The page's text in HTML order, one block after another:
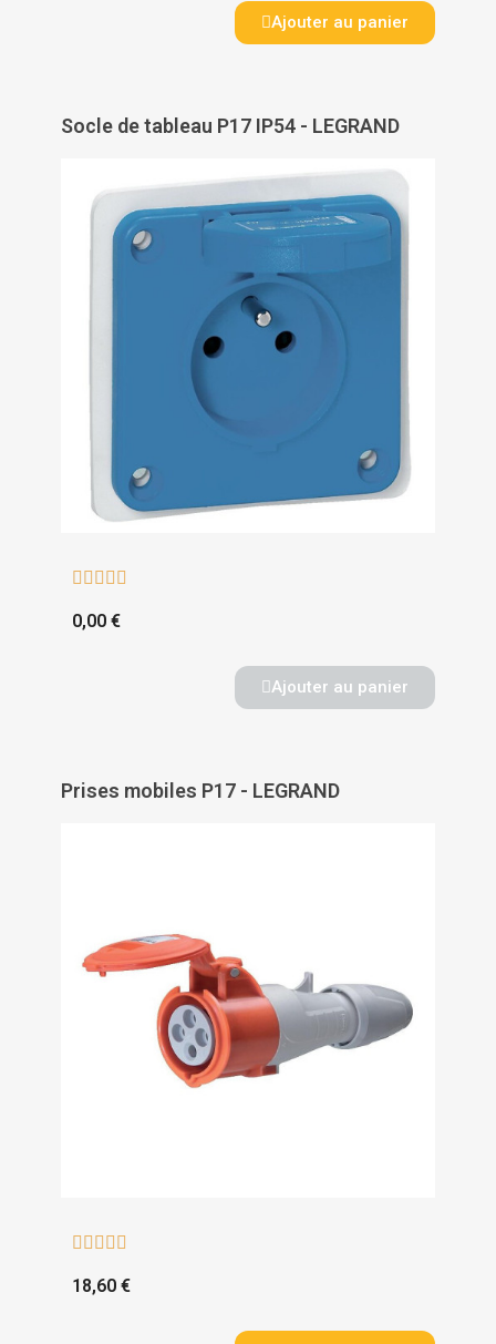
Ajouter au panier
Socle de tableau P17 IP54 - LEGRAND
    
0,00 €
Ajouter au panier
Prises mobiles P17 - LEGRAND
    
18,60 €